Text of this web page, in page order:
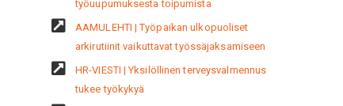
työuupumuksesta toipumista
AAMULEHTI | Työpaikan ulkopuoliset
arkirutiinit vaikuttavat työssäjaksamiseen
HR-VIESTI | Yksilöllinen terveysvalmennus
tukee työkykyä